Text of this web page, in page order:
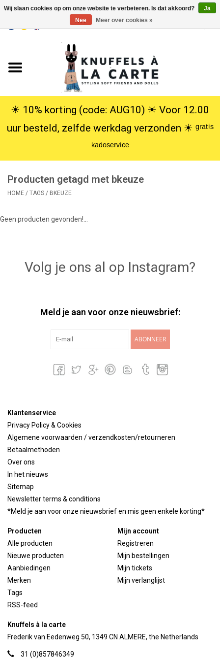
USD
Knuffels
Poppen
SALE
Merken
☀︎ 10% korting (code: AUG10) ☀︎ Voor 12.00
uur besteld, zelfde werkdag verzonden ☀︎ ᵍʳᵃᵗⁱˢ
ᵏᵃᵈᵒˢᵉʳᵛⁱᶜᵉ
Producten getagd met bkeuze
HOME / TAGS / BKEUZE
Geen producten gevonden!...
Volg je ons al op Instagram?
Meld je aan voor onze nieuwsbrief:
ABONNEER
Klantenservice
Privacy Policy & Cookies
Algemene voorwaarden / verzendkosten/retourneren
Betaalmethoden
Over ons
In het nieuws
Sitemap
Newsletter terms & conditions
*Meld je aan voor onze nieuwsbrief en mis geen enkele korting*
Producten
Alle producten
Nieuwe producten
Aanbiedingen
Merken
Tags
RSS-feed
Mijn account
Registreren
Mijn bestellingen
Mijn tickets
Mijn verlanglijst
Knuffels à la carte
Frederik van Eedenweg 50, 1349 CN ALMERE, the Netherlands
31 (0)857846349
Wij slaan cookies op om onze website te verbeteren. Is dat akkoord?
Ja
Nee
Meer over cookies »